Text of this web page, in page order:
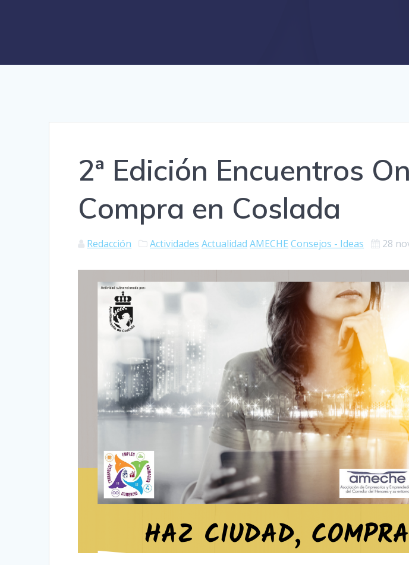
2ª Edición Encuentros
Compra en Coslada
Redacción Actividades Actualidad AMECHE Consejos - Ideas 28